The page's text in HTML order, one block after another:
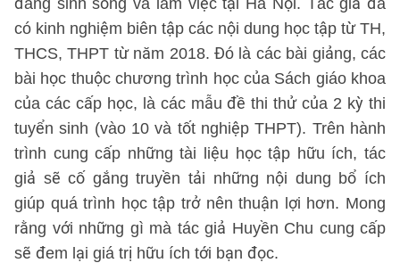
đang sinh sống và làm việc tại Hà Nội. Tác giả đã
có kinh nghiệm biên tập các nội dung học tập từ TH,
THCS, THPT từ năm 2018. Đó là các bài giảng, các
bài học thuộc chương trình học của Sách giáo khoa
của các cấp học, là các mẫu đề thi thử của 2 kỳ thi
tuyển sinh (vào 10 và tốt nghiệp THPT). Trên hành
trình cung cấp những tài liệu học tập hữu ích, tác
giả sẽ cố gắng truyền tải những nội dung bổ ích
giúp quá trình học tập trở nên thuận lợi hơn. Mong
rằng với những gì mà tác giả Huyền Chu cung cấp
sẽ đem lại giá trị hữu ích tới bạn đọc.